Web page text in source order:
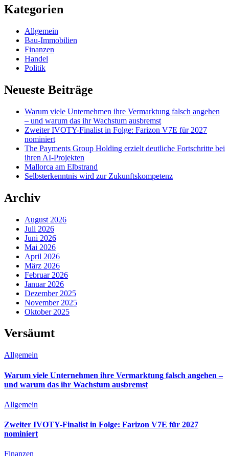
Kategorien
Allgemein
Bau-Immobilien
Finanzen
Handel
Politik
Neueste Beiträge
Warum viele Unternehmen ihre Vermarktung falsch angehen
– und warum das ihr Wachstum ausbremst
Zweiter IVOTY-Finalist in Folge: Farizon V7E für 2027
nominiert
The Payments Group Holding erzielt deutliche Fortschritte bei
ihren AI-Projekten
Mallorca am Elbstrand
Selbsterkenntnis wird zur Zukunftskompetenz
Archiv
August 2026
Juli 2026
Juni 2026
Mai 2026
April 2026
März 2026
Februar 2026
Januar 2026
Dezember 2025
November 2025
Oktober 2025
Versäumt
Allgemein
Warum viele Unternehmen ihre Vermarktung falsch angehen –
und warum das ihr Wachstum ausbremst
Allgemein
Zweiter IVOTY-Finalist in Folge: Farizon V7E für 2027
nominiert
Finanzen